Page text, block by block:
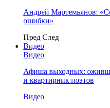
Андрей Мартемьянов:
ошибки»
Пред След
Видео
Видео
Афиша выходных:
и квартирник поэтов
Видео